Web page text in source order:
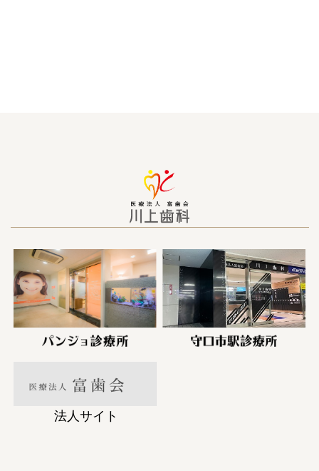
法人サイト